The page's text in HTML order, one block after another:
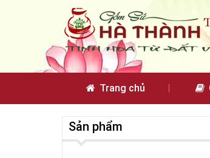
Trang chủ
Sản phẩm